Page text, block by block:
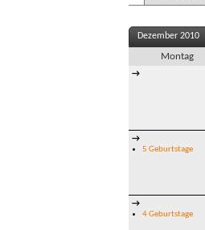
Dezember 2010
Montag
→
→
5 Geburtstage
→
4 Geburtstage